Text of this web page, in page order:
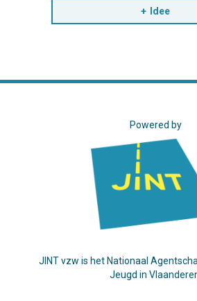
Idee
Powered by
JINT vzw is het Nationaal
Jeugd in